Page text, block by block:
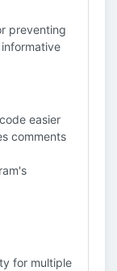
preventing
easier
comments
for multiple